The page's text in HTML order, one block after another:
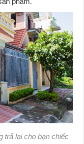
trả lại cho bạn chiếc